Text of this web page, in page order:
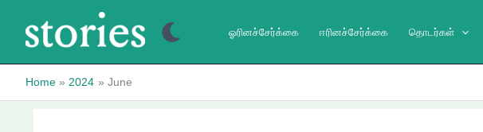
content
ஓரினச்சேர்க்கை ஈரினச்சேர்க்கை தொடர்கள்
Home 2024 June